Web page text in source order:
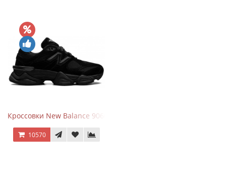
Кроссовки New Balance 9060 Triple Black
10570